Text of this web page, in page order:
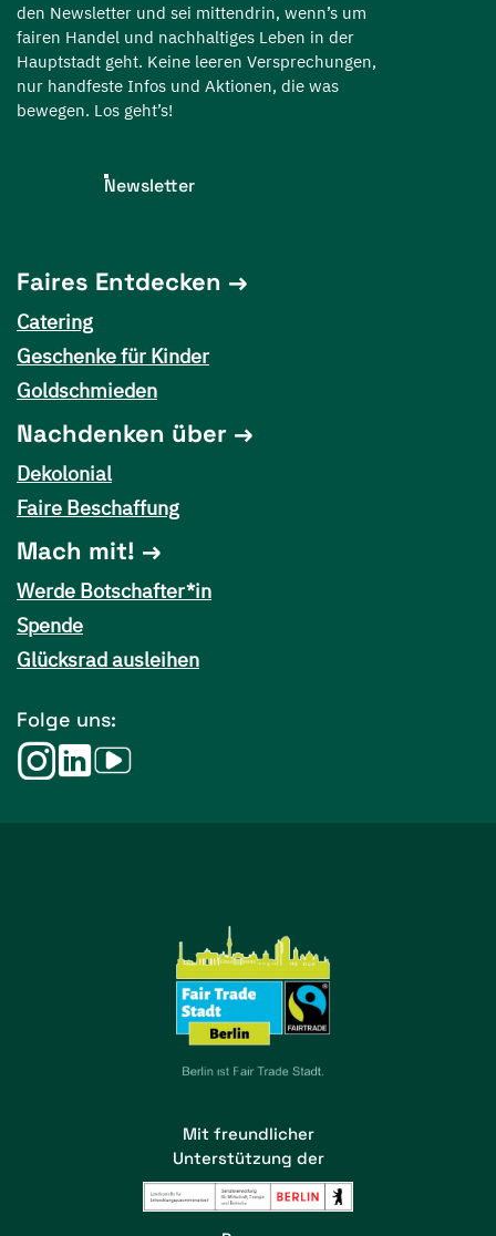
den Newsletter und sei mittendrin, wenn’s um
fairen Handel und nachhaltiges Leben in der
Hauptstadt geht. Keine leeren Versprechungen,
nur handfeste Infos und Aktionen, die was
bewegen. Los geht’s!
Newsletter
Faires Entdecken
Catering
Geschenke für Kinder
Goldschmieden
Nachdenken über
Dekolonial
Faire Beschaffung
Mach mit!
Werde Botschafter*in
Spende
Glücksrad ausleihen
Folge uns:
Mit freundlicher
Unterstützung der